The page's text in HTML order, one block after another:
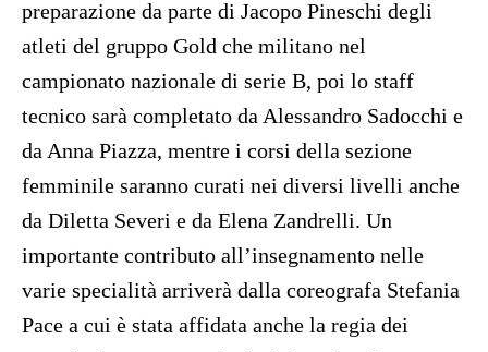
preparazione da parte di Jacopo Pineschi degli
atleti del gruppo Gold che militano nel
campionato nazionale di serie B, poi lo staff
tecnico sarà completato da Alessandro Sadocchi e
da Anna Piazza, mentre i corsi della sezione
femminile saranno curati nei diversi livelli anche
da Diletta Severi e da Elena Zandrelli. Un
importante contributo all’insegnamento nelle
varie specialità arriverà dalla coreografa Stefania
Pace a cui è stata affidata anche la regia dei